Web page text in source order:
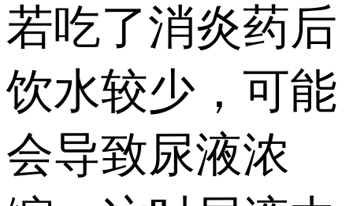
若吃了消炎药后
饮水较少，可能
会导致尿液浓